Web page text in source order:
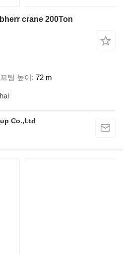
crane 200Ton
팅 높이 72 m
Co.,Ltd